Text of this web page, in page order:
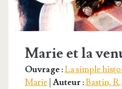
Marie et la
Ouvrage :La simple
Marie| Auteur :Bastin,